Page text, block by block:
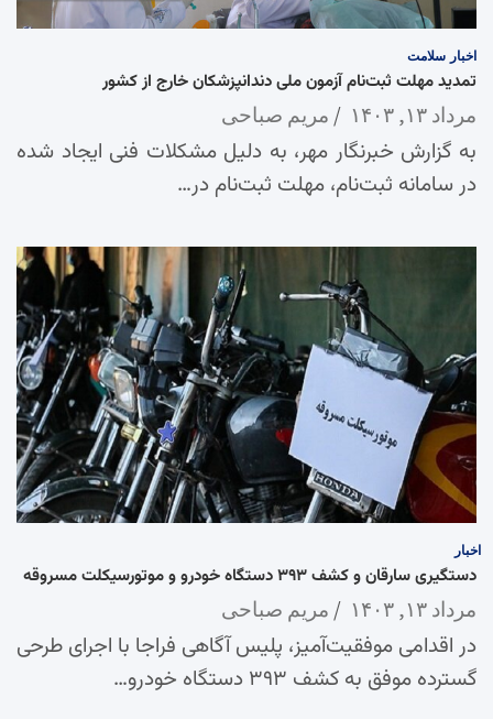
اخبار سلامت
تمدید مهلت ثبت‌نام آزمون ملی دندانپزشکان خارج از کشور
مرداد ۱۳, ۱۴۰۳ مریم صباحی
به گزارش خبرنگار مهر، به دلیل مشکلات فنی ایجاد شده
در سامانه ثبت‌نام، مهلت ثبت‌نام در…
اخبار
دستگیری سارقان و کشف ۳۹۳ دستگاه خودرو و موتورسیکلت مسروقه
مرداد ۱۳, ۱۴۰۳ مریم صباحی
در اقدامی موفقیت‌آمیز، پلیس آگاهی فراجا با اجرای طرحی
گسترده موفق به کشف ۳۹۳ دستگاه خودرو…